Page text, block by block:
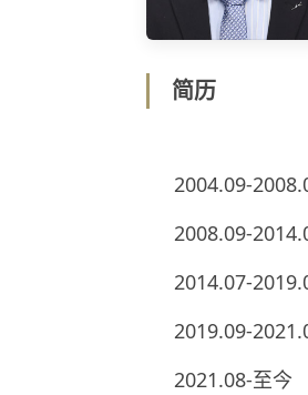
简历
2004.09-
2008.09-
2014.07-
2019.09-
2021.08-至今